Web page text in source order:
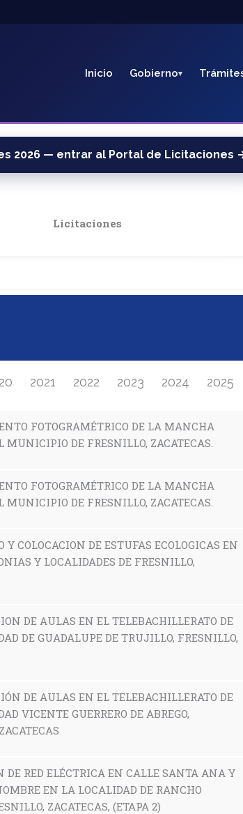
Inicio Gobierno
2026 — entrar al Portal de Licitaciones
Licitaciones
2021 2022 2023 2024 2025
FOTOGRAMÉTRICO DE LA MANCHA
MUNICIPIO DE FRESNILLO, ZACATECAS.
FOTOGRAMÉTRICO DE LA MANCHA
MUNICIPIO DE FRESNILLO, ZACATECAS.
COLOCACION DE ESTUFAS ECOLOGICAS EN
Y LOCALIDADES DE FRESNILLO,
DE AULAS EN EL TELEBACHILLERATO DE
DE GUADALUPE DE TRUJILLO, FRESNILLO,
DE AULAS EN EL TELEBACHILLERATO DE
VICENTE GUERRERO DE ABREGO,
DE RED ELÉCTRICA EN CALLE SANTA ANA Y
EN LA LOCALIDAD DE RANCHO
ZACATECAS, (ETAPA 2)